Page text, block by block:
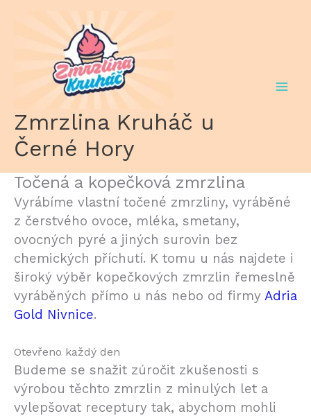
Zmrzlina Kruháč u
Černé Hory
Točená a kopečková zmrzlina
Vyrábíme vlastní točené zmrzliny, vyráběné
z čerstvého ovoce, mléka, smetany,
ovocných pyré a jiných surovin bez
chemických příchutí. K tomu u nás najdete i
široký výběr kopečkových zmrzlin řemeslně
vyráběných přímo u nás nebo od firmy Adria
Gold Nivnice.
Otevřeno každý den
Budeme se snažit zúročit zkušenosti s
výrobou těchto zmrzlin z minulých let a
vylepšovat receptury tak, abychom mohli